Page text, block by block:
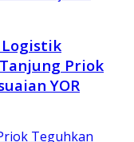
Logistik
Priok
YOR